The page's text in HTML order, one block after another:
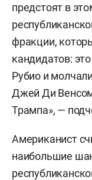
предстоят в
фракции,
кандидатов:
Рубио и
Джей Ди
Трампа», —
Американист
наибольшие